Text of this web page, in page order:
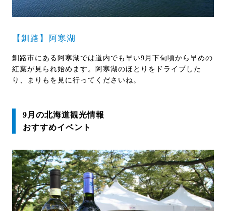
【釧路】阿寒湖
釧路市にある阿寒湖では道内でも早い9月下旬頃から早めの
紅葉が見られ始めます。阿寒湖のほとりをドライブした
り、まりもを見に行ってくださいね。
9月の北海道観光情報
おすすめイベント